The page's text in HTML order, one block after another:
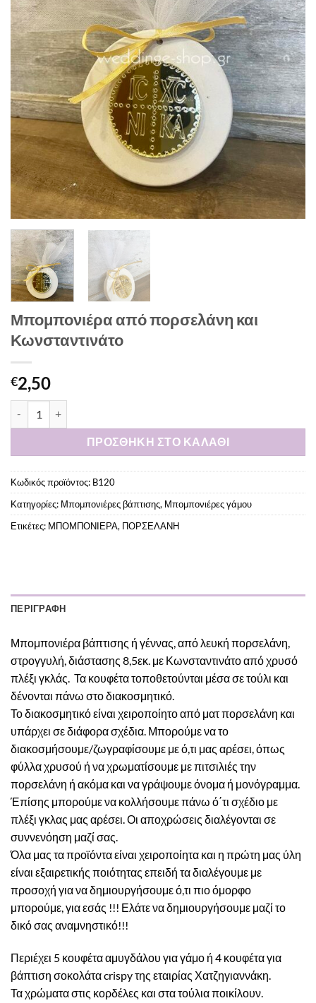
Μπομπονιέρα από πορσελάνη και
Κωνσταντινάτο
€2,50
ΠΡΟΣΘΉΚΗ ΣΤΟ ΚΑΛΆΘΙ
Κωδικός προϊόντος: B120
Κατηγορίες: Μπομπονιέρες βάπτισης, Μπομπονιέρες γάμου
Ετικέτες: ΜΠΟΜΠΟΝΙΕΡΑ, ΠΟΡΣΕΛΑΝΗ
ΠΕΡΙΓΡΑΦΉ
Μπομπονιέρα βάπτισης ή γέννας, από λευκή πορσελάνη,
στρογγυλή, διάστασης 8,5εκ. με Κωνσταντινάτο από χρυσό
πλέξι γκλάς. Τα κουφέτα τοποθετούνται μέσα σε τούλι και
δένονται πάνω στο διακοσμητικό.
Το διακοσμητικό είναι χειροποίητο από ματ πορσελάνη και
υπάρχει σε διάφορα σχέδια. Μπορούμε να το
διακοσμήσουμε/ζωγραφίσουμε με ό,τι μας αρέσει, όπως
φύλλα χρυσού ή να χρωματίσουμε με πιτσιλιές την
πορσελάνη ή ακόμα και να γράψουμε όνομα ή μονόγραμμα.
Έπίσης μπορούμε να κολλήσουμε πάνω ό΄τι σχέδιο με
πλέξι γκλας μας αρέσει. Οι αποχρώσεις διαλέγονται σε
συννενόηση μαζί σας.
Όλα μας τα προϊόντα είναι χειροποίητα και η πρώτη μας ύλη
είναι εξαιρετικής ποιότητας επειδή τα διαλέγουμε με
προσοχή για να δημιουργήσουμε ό,τι πιο όμορφο
μπορούμε, για εσάς !!! Ελάτε να δημιουργήσουμε μαζί το
δικό σας αναμνηστικό!!!
Περιέχει 5 κουφέτα αμυγδάλου για γάμο ή 4 κουφέτα για
βάπτιση σοκολάτα crispy της εταιρίας Χατζηγιαννάκη.
Τα χρώματα στις κορδέλες και στα τούλια ποικίλουν.